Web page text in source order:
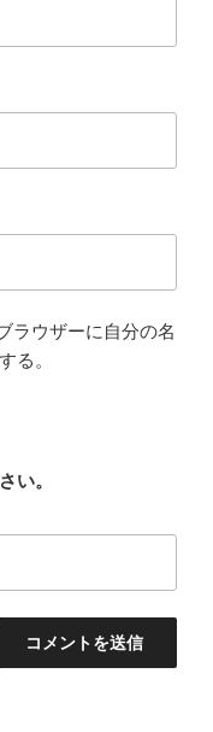
ラウザーに自分の名
る。
い。